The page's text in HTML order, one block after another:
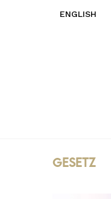
ENGLISH
Gesetz